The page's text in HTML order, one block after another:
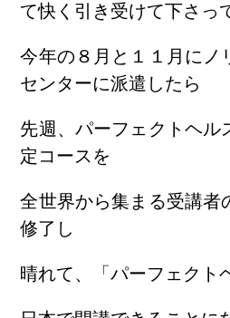
て快く引き受けて下さっ
今年の８月と１１月にノ
センターに派遣したら
先週、パーフェクトヘル
定コースを
全世界から集まる受講者
修了し
晴れて、「パーフェクト